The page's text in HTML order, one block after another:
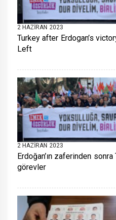
2 HAZIRAN 2023
Turkey after Erdogan’s
Left
2 HAZIRAN 2023
Erdoğan’ın zaferinden
görevler